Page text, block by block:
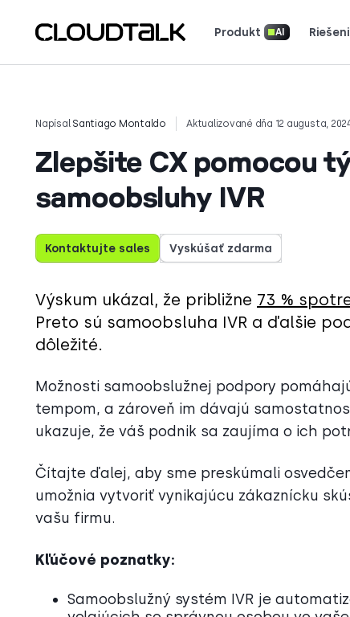
Produkt AI
Napísal Santiago Montaldo Aktualizované dňa 12 augusta,
Zlepšite CX pomocou
samoobsluhy IVR
Kontaktujte sales Vyskúšať zdarma
Výskum ukázal, že približne 73 %
Preto sú samoobsluha IVR a ďalšie
dôležité.
Možnosti samoobslužnej podpory
tempom, a zároveň im dávajú
ukazuje, že váš podnik sa zaujíma o ich
Čítajte ďalej, aby sme preskúmali
umožnia vytvoriť vynikajúcu zákaznícku
vašu firmu.
Kľúčové poznatky:
Samoobslužný systém IVR je